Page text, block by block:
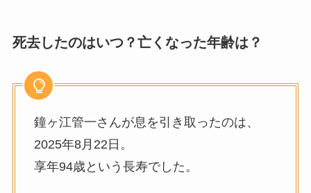
死去したのはいつ？亡くなった年齢は？
鐘ヶ江管一さんが息を引き取ったのは、
2025年8月22日。
享年94歳という長寿でした。